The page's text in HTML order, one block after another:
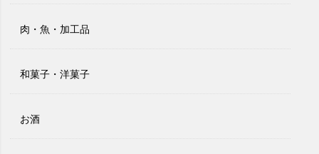
肉・魚・加工品
和菓子・洋菓子
お酒